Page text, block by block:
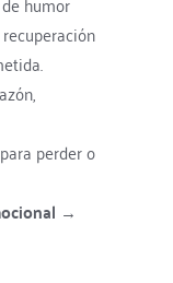
perder o
→